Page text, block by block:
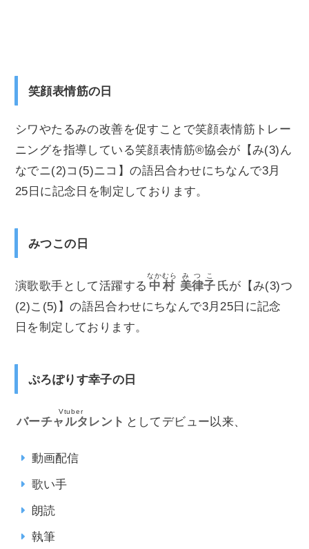
笑顔表情筋の日
シワやたるみの改善を促すことで笑顔表情筋トレー
ニングを指導している笑顔表情筋®協会が【み(3)ん
なでニ(2)コ(5)ニコ】の語呂合わせにちなんで3月
25日に記念日を制定しております。
みつこの日
演歌歌手として活躍する 中村
なかむら
美律子
みつこ
氏が【み(3)つ
(2)こ(5)】の語呂合わせにちなんで3月25日に記念
日を制定しております。
ぷろぽりす幸子の日
バーチャルタレント
Vtuber
としてデビュー以来、
動画配信
歌い手
朗読
執筆